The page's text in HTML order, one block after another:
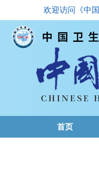
欢迎访问《中
首页